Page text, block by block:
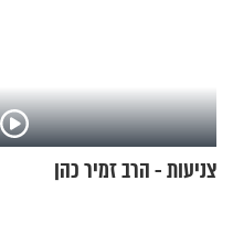
צניעות - הרב זמיר כהן